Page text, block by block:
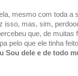
mesmo com toda a
isso, mas, sim,
que, de
pelo que ele tinha
Sou dele e de todo